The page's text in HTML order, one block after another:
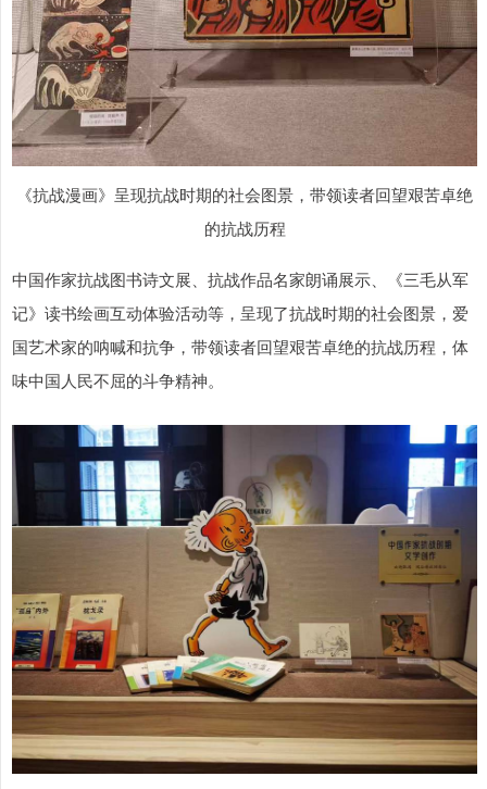
《抗战漫画》呈现抗战时期的社会图景，带领读者回望艰苦卓绝
的抗战历程
中国作家抗战图书诗文展、抗战作品名家朗诵展示、《三毛从军
记》读书绘画互动体验活动等，呈现了抗战时期的社会图景，爱
国艺术家的呐喊和抗争，带领读者回望艰苦卓绝的抗战历程，体
味中国人民不屈的斗争精神。